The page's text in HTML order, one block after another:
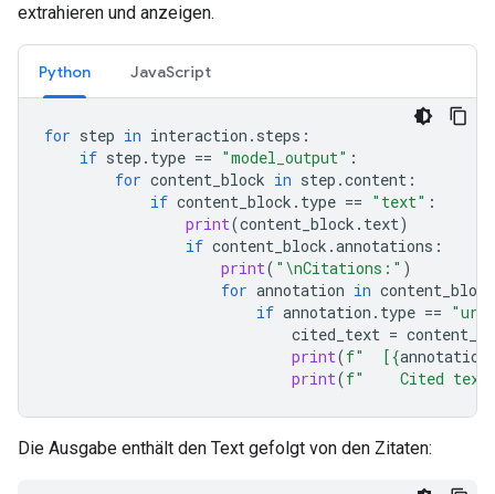
extrahieren und anzeigen.
Python JavaScript
for step in interaction . steps :
if step . type == "model_output" :
for content_block in step .content :
if content_block . type == "text" :
print(content_block . text)
if content_block .annotations :
print( " \nCitations:" )
for annotation in content_block
if annotation . type ==
cited_text =
print(f"  [{annotation
print(f"    Cited
Die Ausgabe enthält den Text gefolgt von den Zitaten: